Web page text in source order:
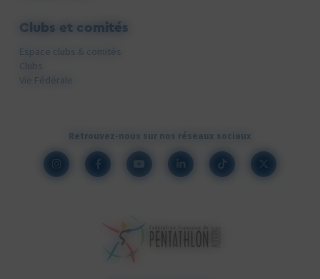
Clubs et comités
Espace clubs & comités
Clubs
Vie Fédérale
Retrouvez-nous sur nos réseaux sociaux